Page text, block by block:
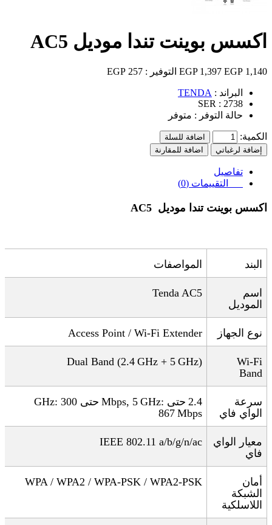
اكسس بوينت تندا موديل AC5
1,140 EGP
1,397 EGP التوفير : 257 EGP
البراند : TENDA
SER : 2738
حالة التوفر : متوفر
الكمية:
اضافة للسلة
إضافة لرغباتي
اضافة للمقارنة
تفاصيل
التقييمات (0)
اكسس بوينت تندا موديل AC5
البند المواصفات
اسم
الموديل
Tenda AC5
نوع الجهاز Access Point / Wi‑Fi Extender
Wi‑Fi
Band
Dual Band (2.4 GHz + 5 GHz)
سرعة
الواي فاي
2.4
GHz: حتى 300 Mbps, 5 GHz: حتى
867 Mbps
معيار الواي
فاي
IEEE 802.11 a/b/g/n/ac
أمان
الشبكة
اللاسلكية
WPA / WPA2 / WPA-PSK / WPA2-PSK